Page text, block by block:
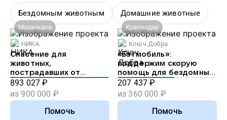
Бездомным животным Домашние животные
Махачкала
НИКА
Спасение для
животных,
пострадавших от
наводнения в
Дагестане
893 027 ₽
из 900 000 ₽
Помочь
Краснодар
Ключ Добра
«Бэтмобиль»:
поддержим скорую
помощь для бездомных
животных
207 437 ₽
из 360 000 ₽
Помочь